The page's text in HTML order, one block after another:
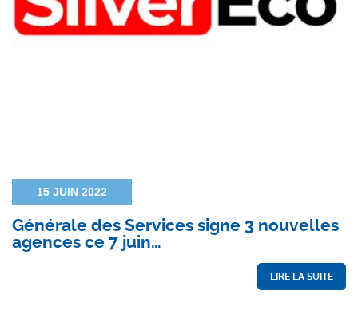
15 JUIN 2022
Générale des Services signe 3 nouvelles
agences ce 7 juin…
LIRE LA SUITE